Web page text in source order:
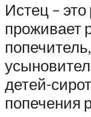
Истец –
проживает
детей-
попечения